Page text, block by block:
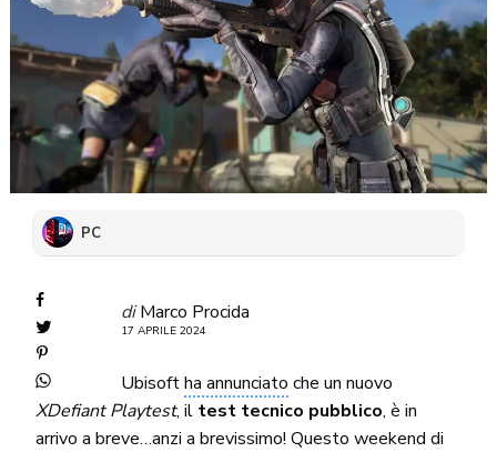
PC
di Marco Procida
17 APRILE 2024
Ubisoftha annunciato che un nuovo
XDefiant Playtest, il test tecnico pubblico, è in
arrivo a breve…anzi a brevissimo! Questo weekend di